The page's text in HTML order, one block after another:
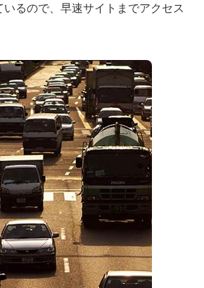
るので、早速サイトまでアクセス